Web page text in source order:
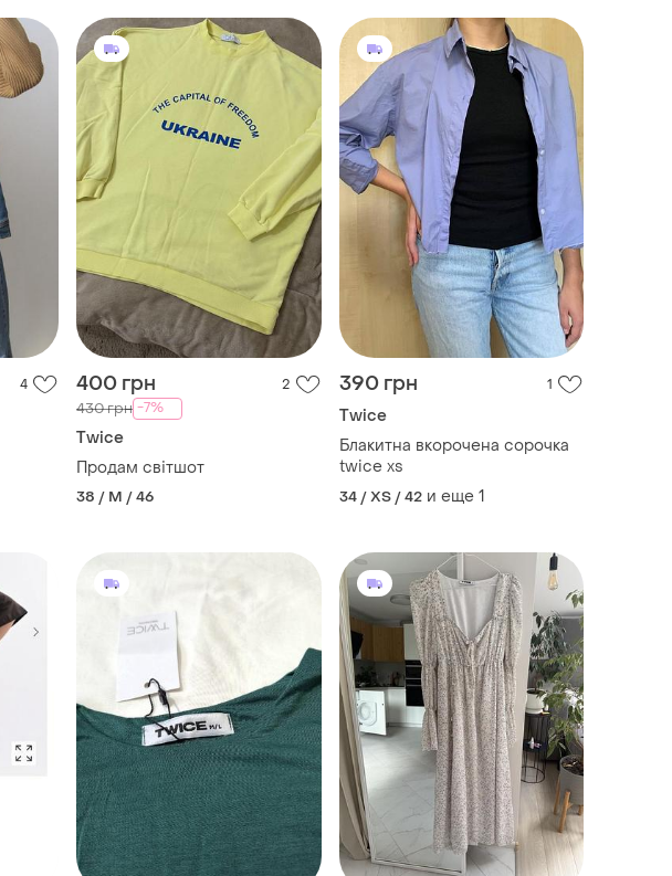
4 400 грн 2
430 грн -7%
Twice
Продам світшот
38 / M / 46
390 грн 1
Twice
Блакитна вкорочена сорочка
twice xs
34 / XS / 42 и еще 1